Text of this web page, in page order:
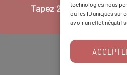
technologies nous
ou les ID uniques sur
avoir un effet négatif
Tapez 2